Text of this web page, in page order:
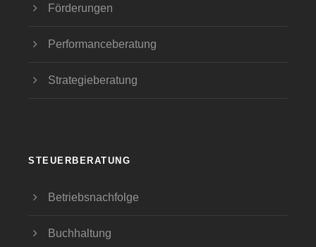
Förderungen
Performanceberatung
Strategieberatung
STEUERBERATUNG
Betriebsnachfolge
Buchhaltung